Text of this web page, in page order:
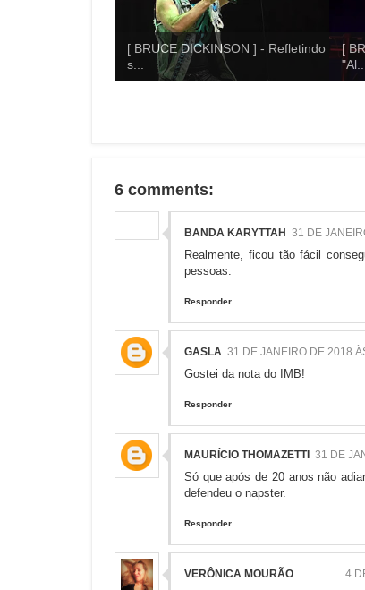
[ BRUCE DICKINSON ] - Refletindo
s...
[
6 comments:
BANDA KARYTTAH 31 DE
Realmente, ficou tão fácil
pessoas.
Responder
GASLA 31 DE JANEIRO DE 2018
Gostei da nota do IMB!
Responder
MAURÍCIO THOMAZETTI 31 DE
Só que após de 20 anos não
defendeu o napster.
Responder
VERÔNICA MOURÃO 4